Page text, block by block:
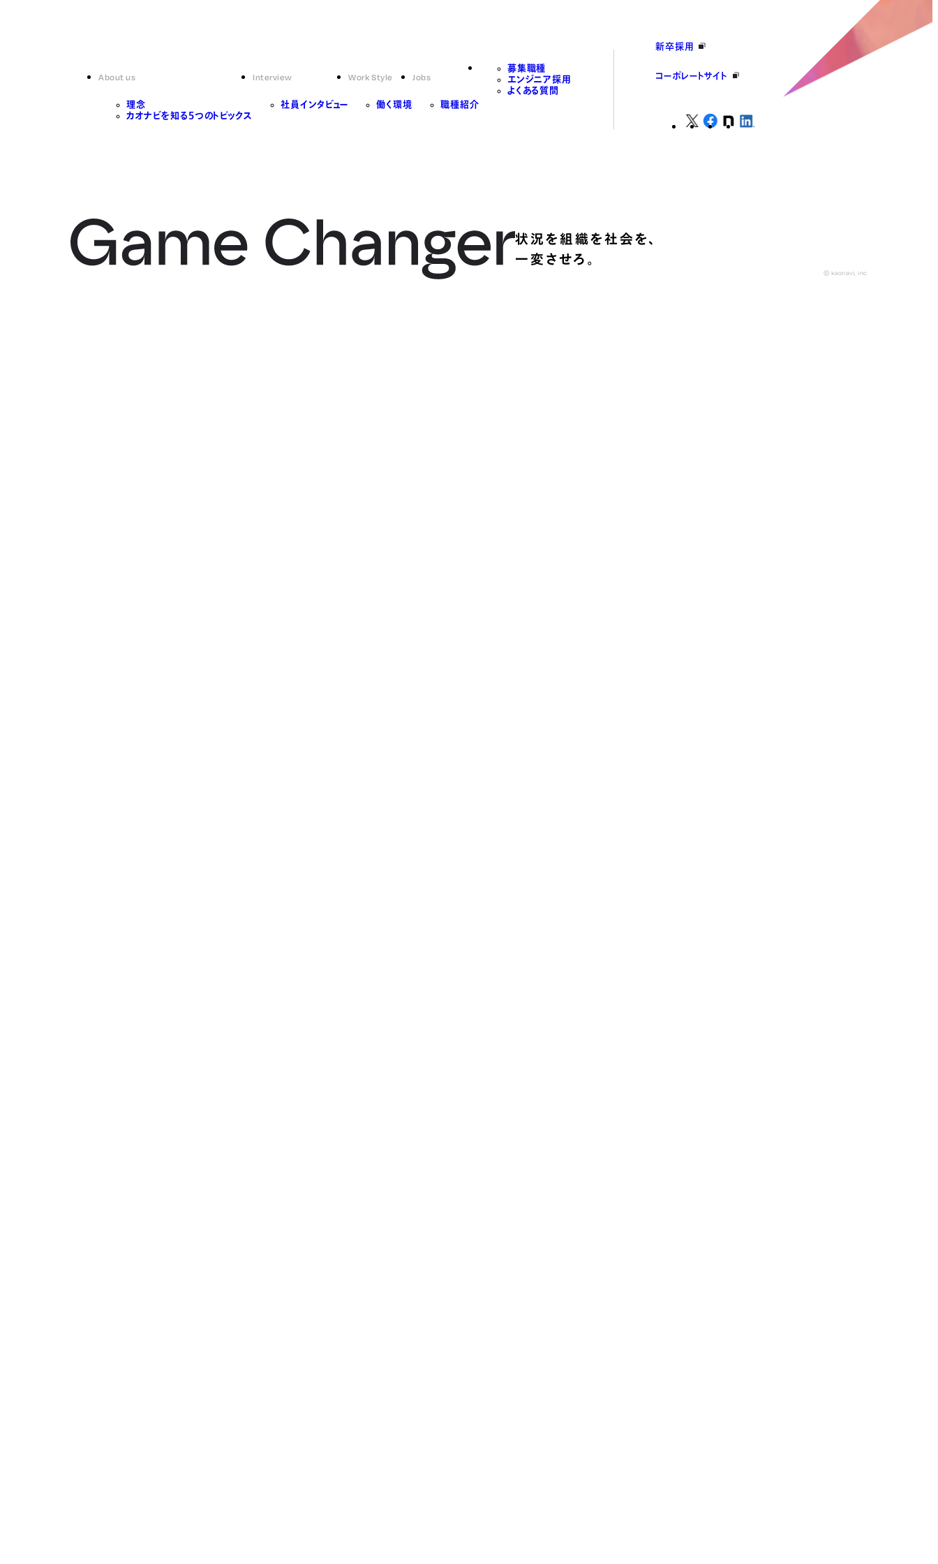
About us
理念
カオナビを知る5つのトピックス
Interview
社員インタビュー
Work Style
働く環境
Jobs
職種紹介
募集職種
エンジニア採用
よくある質問
新卒採用
コーポレートサイト
状況を組織を社会を、
一変させろ。
© kaonavi, Inc